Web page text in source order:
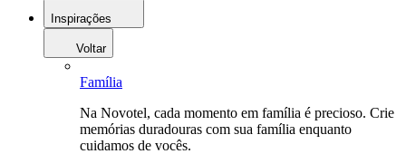
Inspirações
Voltar
Família
Na Novotel, cada momento em família é precioso. Crie
memórias duradouras com sua família enquanto
cuidamos de vocês.